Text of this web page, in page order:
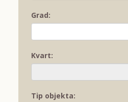
Grad:
Kvart:
Tip objekta: